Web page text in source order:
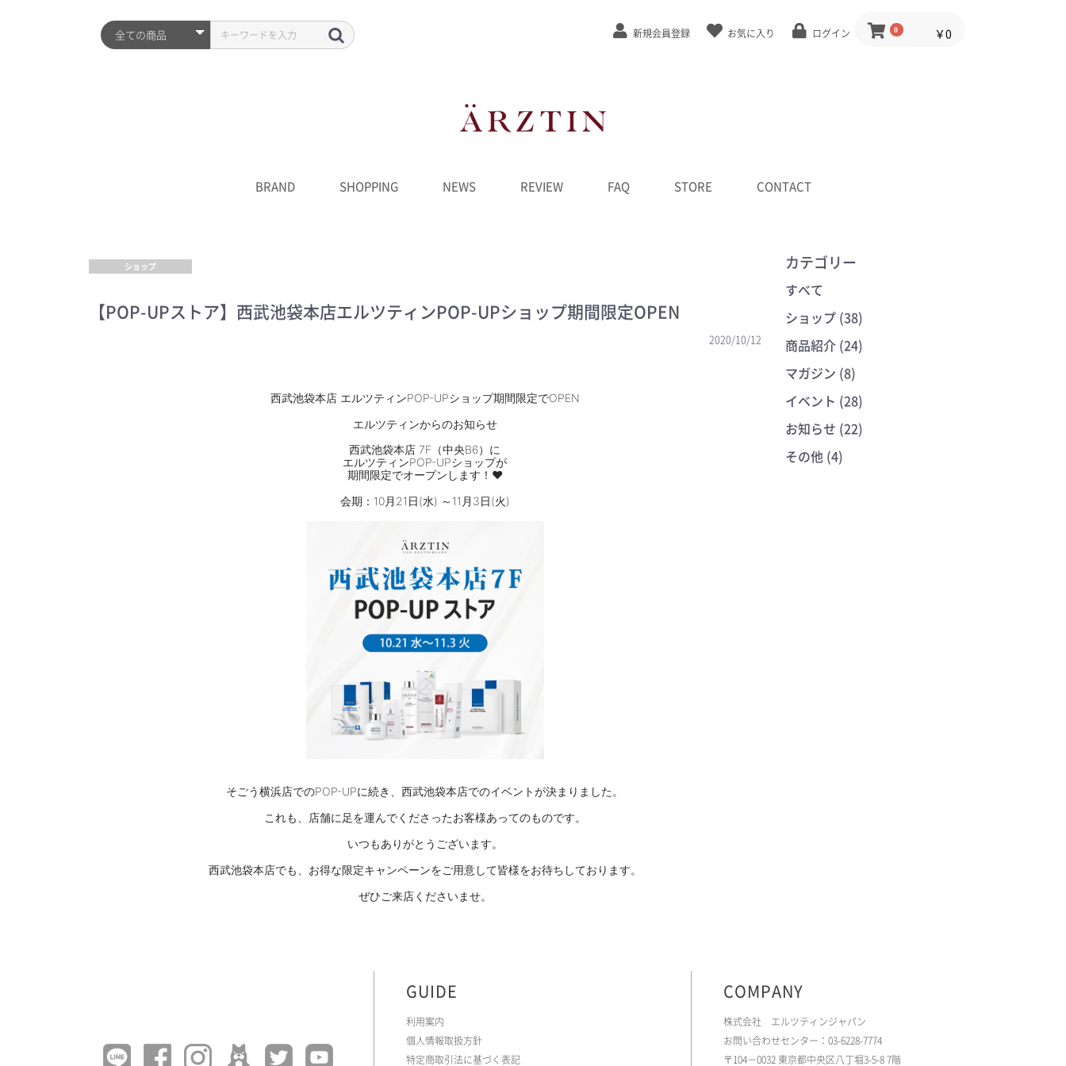
新規会員登録 お気に入り ログイン 0 ￥0
BRAND SHOPPING NEWS REVIEW FAQ STORE CONTACT
ショップ
【POP-UPストア】西武池袋本店エルツティンPOP-UPショップ期間限定OPEN
2020/10/12
西武池袋本店 エルツティンPOP-UPショップ期間限定でOPEN
エルツティンからのお知らせ
西武池袋本店 7F（中央B6）に
エルツティンPOP-UPショップが
期間限定でオープンします！❤
会期：10月21日(水) ～11月3日(火)
そごう横浜店でのPOP-UPに続き、西武池袋本店でのイベントが決まりました。
これも、店舗に足を運んでくださったお客様あってのものです。
いつもありがとうございます。
西武池袋本店でも、お得な限定キャンペーンをご用意して皆様をお待ちしております。
ぜひご来店くださいませ。
カテゴリー
すべて
ショップ (38)
商品紹介 (24)
マガジン (8)
イベント (28)
お知らせ (22)
その他 (4)
GUIDE
利用案内
個人情報取扱方針
特定商取引法に基づく表記
COMPANY
株式会社 エルツティンジャパン
お問い合わせセンター：03-6228-7774
〒104－0032 東京都中央区八丁堀3-5-8 7階